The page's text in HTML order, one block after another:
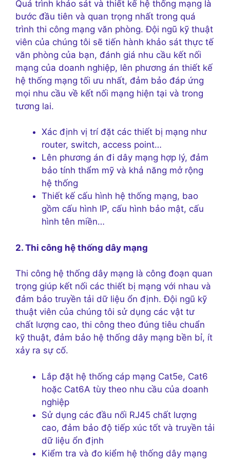
Quá trình khảo sát và thiết kế hệ thống mạng là
bước đầu tiên và quan trọng nhất trong quá
trình thi công mạng văn phòng. Đội ngũ kỹ thuật
viên của chúng tôi sẽ tiến hành khảo sát thực tế
văn phòng của bạn, đánh giá nhu cầu kết nối
mạng của doanh nghiệp, lên phương án thiết kế
hệ thống mạng tối ưu nhất, đảm bảo đáp ứng
mọi nhu cầu về kết nối mạng hiện tại và trong
tương lai.
Xác định vị trí đặt các thiết bị mạng như
router, switch, access point…
Lên phương án đi dây mạng hợp lý, đảm
bảo tính thẩm mỹ và khả năng mở rộng
hệ thống
Thiết kế cấu hình hệ thống mạng, bao
gồm cấu hình IP, cấu hình bảo mật, cấu
hình tên miền…
2. Thi công hệ thống dây mạng
Thi công hệ thống dây mạng là công đoạn quan
trọng giúp kết nối các thiết bị mạng với nhau và
đảm bảo truyền tải dữ liệu ổn định. Đội ngũ kỹ
thuật viên của chúng tôi sử dụng các vật tư
chất lượng cao, thi công theo đúng tiêu chuẩn
kỹ thuật, đảm bảo hệ thống dây mạng bền bỉ, ít
xảy ra sự cố.
Lắp đặt hệ thống cáp mạng Cat5e, Cat6
hoặc Cat6A tùy theo nhu cầu của doanh
nghiệp
Sử dụng các đầu nối RJ45 chất lượng
cao, đảm bảo độ tiếp xúc tốt và truyền tải
dữ liệu ổn định
Kiểm tra và đo kiểm hệ thống dây mạng